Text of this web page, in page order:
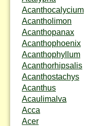
Acanthocalycium
Acantholimon
Acanthopanax
Acanthophoenix
Acanthophyllum
Acanthorhipsalis
Acanthostachys
Acanthus
Acaulimalva
Acca
Acer